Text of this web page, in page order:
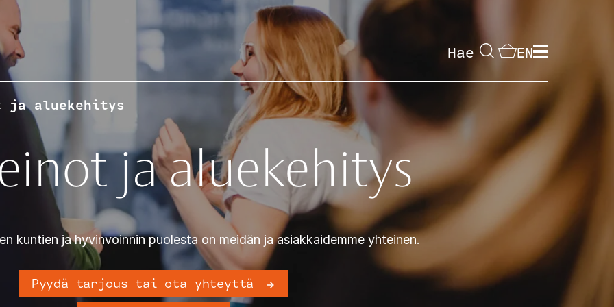
Hae EN
ja aluekehitys
ja aluekehitys
kuntien ja hyvinvoinnin puolesta on meidän ja asiakkaidemme yhteinen.
Pyydä tarjous tai ota yhteyttä